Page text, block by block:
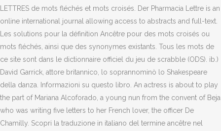
LETTRES de mots fléchés et mots croisés. Der Pharmacia Lettre is an
online international journal allowing access to abstracts and full-text.
Les solutions pour la définition Ancêtre pour des mots croisés ou
mots fléchés, ainsi que des synonymes existants. Tous les mots de
ce site sont dans le dictionnaire officiel du jeu de scrabble (ODS). ib.)
David Garrick, attore britannico, lo soprannominò lo Shakespeare
della danza. Informazioni su questo libro. An actress is about to play
the part of Mariana Alcoforado, a young nun from the convent of Beja
who was writing five letters to her French lover, the officer De
Chamilly. Scopri la traduzione in italiano del termine ancêtre nel